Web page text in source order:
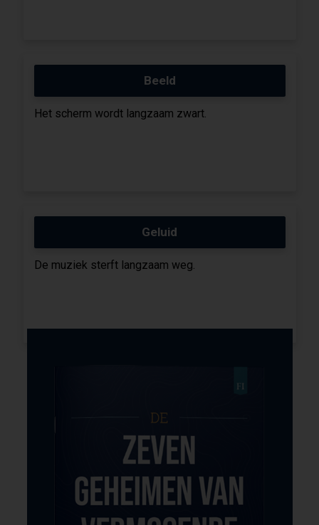
Beeld
Het scherm wordt langzaam zwart.
Geluid
De muziek sterft langzaam weg.